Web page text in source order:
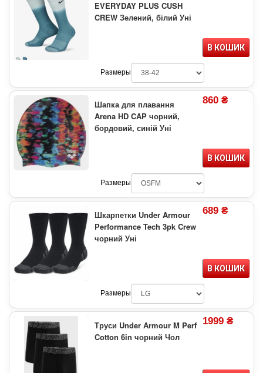
EVERYDAY PLUS CUSH
CREW Зелений, білий Уні
В КОШИК
Размеры
Шапка для плавання
Arena HD CAP чорний,
бордовий, синій Уні
860 ₴
В КОШИК
Размеры
Шкарпетки Under Armour
Performance Tech 3pk Crew
чорний Уні
689 ₴
В КОШИК
Размеры
Труси Under Armour M Perf
Cotton 6in чорний Чол
1999 ₴